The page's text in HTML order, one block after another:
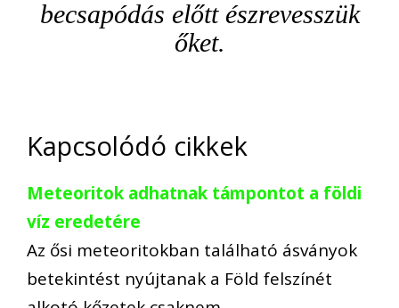
becsapódás előtt észrevesszük
őket.
Kapcsolódó cikkek
Meteoritok adhatnak támpontot a földi
víz eredetére
Az ősi meteoritokban található ásványok
betekintést nyújtanak a Föld felszínét